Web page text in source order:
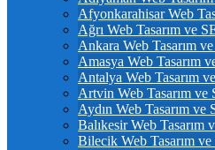
Afyonkarahisar Web
Ağrı Web Tasarım ve
Ankara Web Tasarım
Amasya Web Tasarım
Antalya Web Tasarım
Artvin Web Tasarım ve
Aydın Web Tasarım ve
Balıkesir Web Tasarım
Bilecik Web Tasarım ve